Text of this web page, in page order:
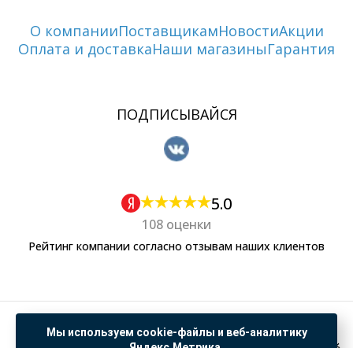
О компанииПоставщикамНовостиАкции
Оплата и доставкаНаши магазиныГарантия
ПОДПИСЫВАЙСЯ
5.0
108 оценки
Рейтинг компании согласно отзывам наших клиентов
Политика обработки персональных данных
Согласие на обработку данных Яндекс Метрика
Мы используем cookie-файлы и веб-аналитику